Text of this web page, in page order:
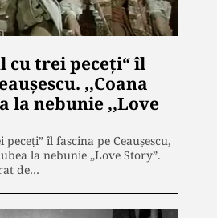
cu trei peceţi“ îl
,,Coana
la nebunie ,,Love
îl fascina pe Ceaușescu,
la nebunie „Love Story”.
de…